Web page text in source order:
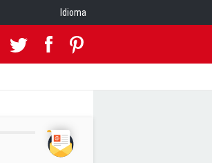
Idioma